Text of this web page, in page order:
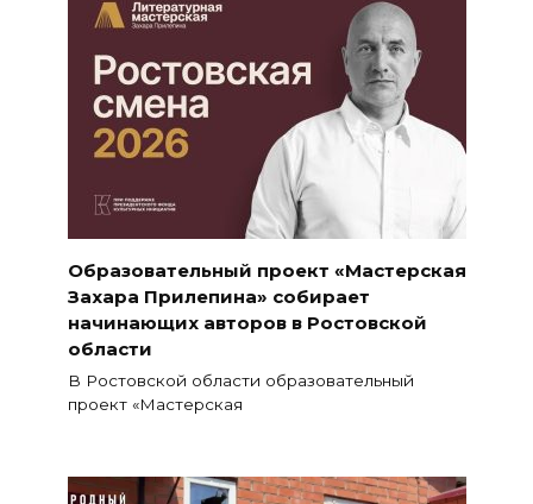
Образовательный проект «Мастерская
Захара Прилепина» собирает
начинающих авторов в Ростовской
области
В Ростовской области образовательный
проект «Мастерская